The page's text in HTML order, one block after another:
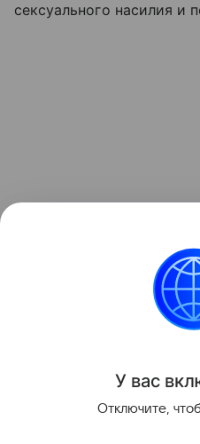
сексуального насилия и
У вас
Отключите,